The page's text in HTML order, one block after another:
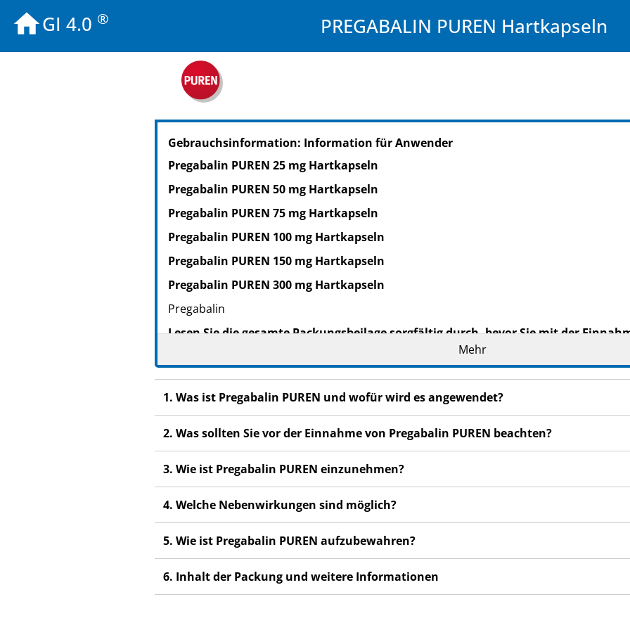
GI 4.0 ® PREGABALIN PUREN Hartkapseln
PZN: 11176127
PPN: 111117612745
NTIN: 04150111761270
PPN: 111117613311
NTIN: 04150111761331
PZN: 12436530
PPN: 111243653009
NTIN: 04150124365304
Gebrauchsinformation: Information für Anwender
Pregabalin PUREN 25 mg Hartkapseln
Pregabalin PUREN 50 mg Hartkapseln
Pregabalin PUREN 75 mg Hartkapseln
Pregabalin PUREN 100 mg Hartkapseln
Pregabalin PUREN 150 mg Hartkapseln
Pregabalin PUREN 300 mg Hartkapseln
Pregabalin
Lesen Sie die gesamte Packungsbeilage sorgfältig durch, bevor Sie mit der
Heben Sie die Packungsbeilage auf. Vielleicht möchten Sie diese später nochmals
Wenn Sie weitere Fragen haben, wenden Sie sich an Ihren Arzt oder Apotheker.
Dieses Arzneimittel wurde Ihnen persönlich verschrieben. Geben Sie es nicht an
anderen Menschen schaden, auch wenn diese die gleichen Beschwerden haben wie
Wenn Sie Nebenwirkungen bemerken, wenden Sie sich an Ihren Arzt oder
Nebenwirkungen, die nicht in dieser Packungsbeilage angegeben sind. Siehe
Mehr
1. Was ist Pregabalin PUREN und wofür wird es angewendet?
2. Was sollten Sie vor der Einnahme von Pregabalin PUREN beachten?
3. Wie ist Pregabalin PUREN einzunehmen?
4. Welche Nebenwirkungen sind möglich?
5. Wie ist Pregabalin PUREN aufzubewahren?
6. Inhalt der Packung und weitere Informationen